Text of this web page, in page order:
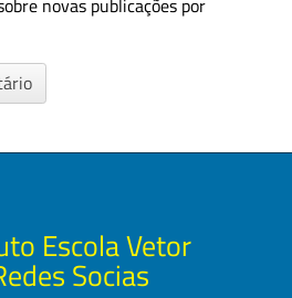
novas publicações por
Escola Vetor
Socias